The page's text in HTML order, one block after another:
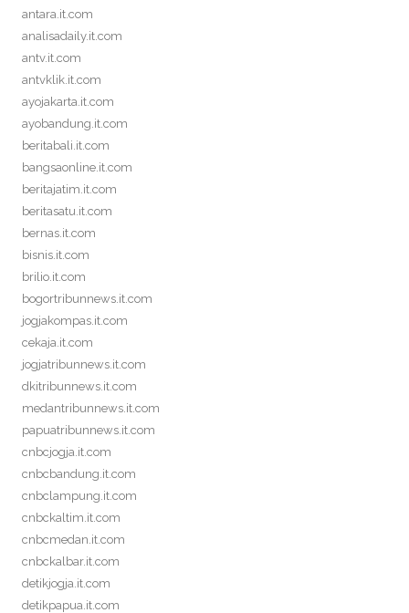
antara.it.com
analisadaily.it.com
antv.it.com
antvklik.it.com
ayojakarta.it.com
ayobandung.it.com
beritabali.it.com
bangsaonline.it.com
beritajatim.it.com
beritasatu.it.com
bernas.it.com
bisnis.it.com
brilio.it.com
bogortribunnews.it.com
jogjakompas.it.com
cekaja.it.com
jogjatribunnews.it.com
dkitribunnews.it.com
medantribunnews.it.com
papuatribunnews.it.com
cnbcjogja.it.com
cnbcbandung.it.com
cnbclampung.it.com
cnbckaltim.it.com
cnbcmedan.it.com
cnbckalbar.it.com
detikjogja.it.com
detikpapua.it.com